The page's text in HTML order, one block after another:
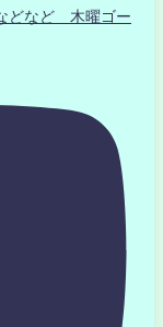
どなど 木曜ゴー